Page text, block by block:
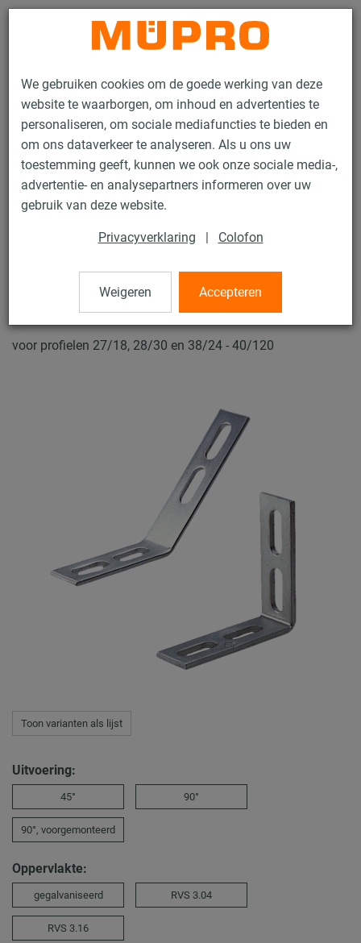
We gebruiken cookies om de goede werking van deze
website te waarborgen, om inhoud en advertenties te
personaliseren, om sociale mediafuncties te bieden en
om ons dataverkeer te analyseren. Als u ons uw
toestemming geeft, kunnen we ook onze sociale media-,
advertentie- en analysepartners informeren over uw
gebruik van deze website.
Privacyverklaring | Colofon
Weigeren Accepteren
Contact
Producten Bevestigingstechniek
Ventilatiebevestiging
Installatierails voor luchtkanaalbevestiging
MPC Montagehoeken
29 / 62
MPC Montagehoeken
voor profielen 27/18, 28/30 en 38/24 - 40/120
Toon varianten als lijst
Uitvoering:
45° 90°
90°, voorgemonteerd
Oppervlakte:
gegalvaniseerd RVS 3.04
RVS 3.16